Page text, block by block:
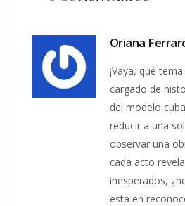
Oriana
¡Vaya, qué
cargado de
del modelo
reducir a una
observar una
cada acto
inesperados,
está en